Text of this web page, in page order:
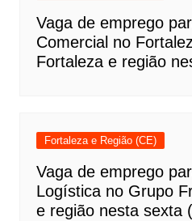
Vaga de emprego
Comercial no
Fortaleza e região
Fortaleza e Região (CE)
Vaga de emprego
Logística no Grupo
e região nesta sexta